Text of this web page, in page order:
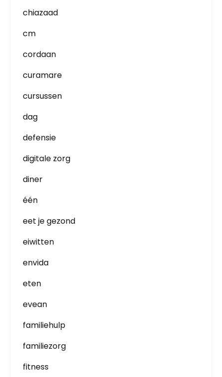
chiazaad
cm
cordaan
curamare
cursussen
dag
defensie
digitale zorg
diner
één
eet je gezond
eiwitten
envida
eten
evean
familiehulp
familiezorg
fitness